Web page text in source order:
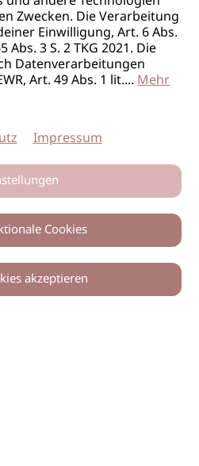
0
Zwecken. Die Verarbeitung
Einwilligung, Art. 6 Abs.
Abs. 3 S. 2 TKG 2021. Die
Datenverarbeitungen
Art. 49 Abs. 1 lit....Mehr
Impressum
Cookies
akzeptieren